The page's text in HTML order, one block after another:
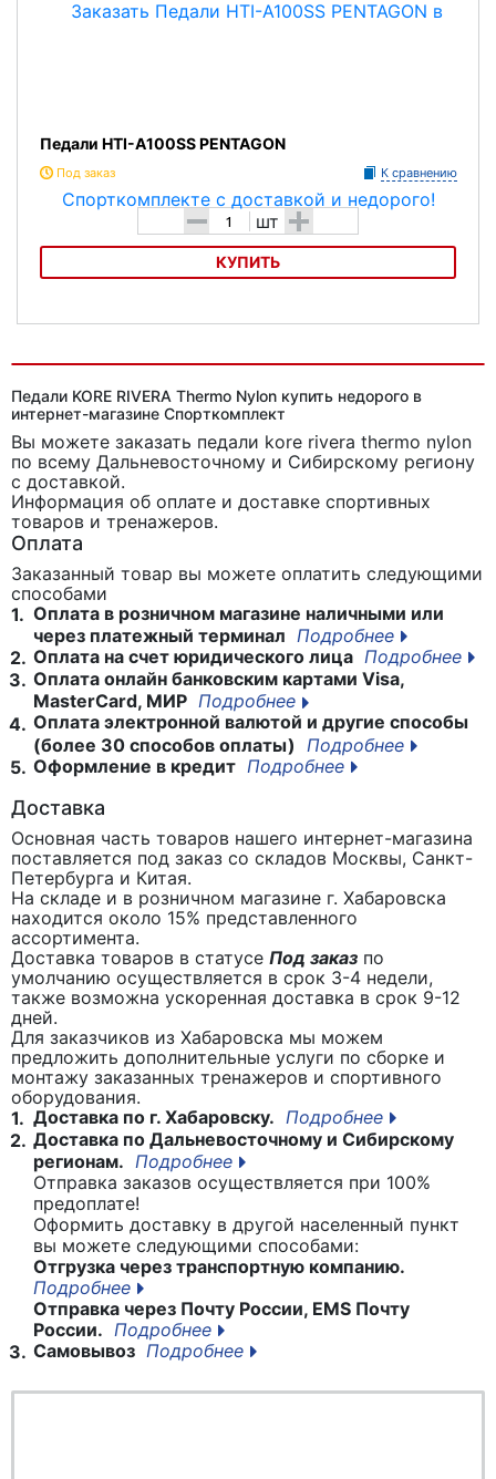
Педали HTI-A100SS PENTAGON
Под заказ К сравнению
- шт +
КУПИТЬ
Педали KORE RIVERA Thermo Nylon купить недорого в
интернет-магазине Спорткомплект
Вы можете заказать педали kore rivera thermo nylon
по всему Дальневосточному и Сибирскому региону
с доставкой.
Информация об оплате и доставке спортивных
товаров и тренажеров.
Оплата
Заказанный товар вы можете оплатить следующими
способами
1. Оплата в розничном магазине наличными или
через платежный терминал Подробнее
2. Оплата на счет юридического лица Подробнее
3. Оплата онлайн банковским картами Visa,
MasterCard, МИР Подробнее
4. Оплата электронной валютой и другие способы
(более 30 способов оплаты)
Подробнее
5. Оформление в кредит Подробнее
Доставка
Основная часть товаров нашего интернет-магазина
поставляется под заказ со складов Москвы, Санкт-
Петербурга и Китая.
На складе и в розничном магазине г. Хабаровска
находится около 15% представленного
ассортимента.
Доставка товаров в статусе Под заказ по
умолчанию осуществляется в срок 3-4 недели,
также возможна ускоренная доставка в срок 9-12
дней.
Для заказчиков из Хабаровска мы можем
предложить дополнительные услуги по сборке и
монтажу заказанных тренажеров и спортивного
оборудования.
1. Доставка по г. Хабаровску. Подробнее
2. Доставка по Дальневосточному и Сибирскому
регионам. Подробнее
Отправка заказов осуществляется при 100%
предоплате!
Оформить доставку в другой населенный пункт
вы можете следующими способами:
Отгрузка через транспортную компанию.
Подробнее
Отправка через Почту России, EMS Почту
России. Подробнее
3. Самовывоз Подробнее